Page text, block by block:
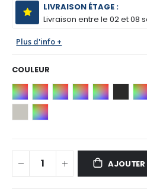
LIVRAISON ÉTAGE :
Livraison entre le02 et 08
Plus d'info +
COULEUR
AJOUTER